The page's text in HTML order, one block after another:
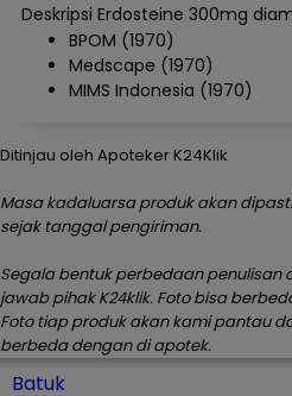
Deskripsi Erdosteine 300mg
BPOM (1970)
Medscape (1970)
MIMS Indonesia (1970)
Ditinjau oleh Apoteker K24Klik
Masa kadaluarsa produk akan
sejak tanggal pengiriman.
Segala bentuk perbedaan
jawab pihak K24klik. Foto bisa
Foto tiap produk akan kami pantau
berbeda dengan di apotek.
Batuk